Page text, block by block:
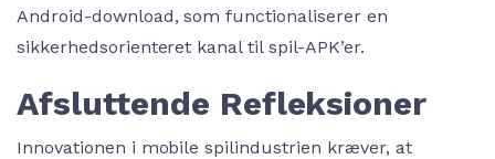
Android-download, som functionaliserer en
sikkerhedsorienteret kanal til spil-APK’er.
Afsluttende Refleksioner
Innovationen i mobile spilindustrien kræver, at